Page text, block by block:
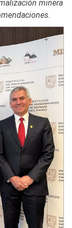
minera